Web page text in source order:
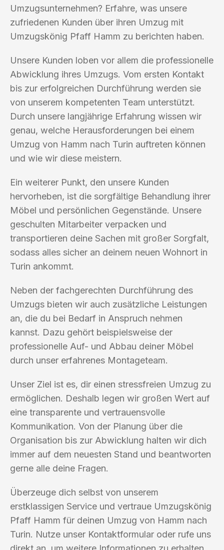
Umzugsunternehmen? Erfahre, was unsere
zufriedenen Kunden über ihren Umzug mit
Umzugskönig Pfaff Hamm zu berichten haben.
Unsere Kunden loben vor allem die professionelle
Abwicklung ihres Umzugs. Vom ersten Kontakt
bis zur erfolgreichen Durchführung werden sie
von unserem kompetenten Team unterstützt.
Durch unsere langjährige Erfahrung wissen wir
genau, welche Herausforderungen bei einem
Umzug von Hamm nach Turin auftreten können
und wie wir diese meistern.
Ein weiterer Punkt, den unsere Kunden
hervorheben, ist die sorgfältige Behandlung ihrer
Möbel und persönlichen Gegenstände. Unsere
geschulten Mitarbeiter verpacken und
transportieren deine Sachen mit großer Sorgfalt,
sodass alles sicher an deinem neuen Wohnort in
Turin ankommt.
Neben der fachgerechten Durchführung des
Umzugs bieten wir auch zusätzliche Leistungen
an, die du bei Bedarf in Anspruch nehmen
kannst. Dazu gehört beispielsweise der
professionelle Auf- und Abbau deiner Möbel
durch unser erfahrenes Montageteam.
Unser Ziel ist es, dir einen stressfreien Umzug zu
ermöglichen. Deshalb legen wir großen Wert auf
eine transparente und vertrauensvolle
Kommunikation. Von der Planung über die
Organisation bis zur Abwicklung halten wir dich
immer auf dem neuesten Stand und beantworten
gerne alle deine Fragen.
Überzeuge dich selbst von unserem
erstklassigen Service und vertraue Umzugskönig
Pfaff Hamm für deinen Umzug von Hamm nach
Turin. Nutze unser Kontaktformular oder rufe uns